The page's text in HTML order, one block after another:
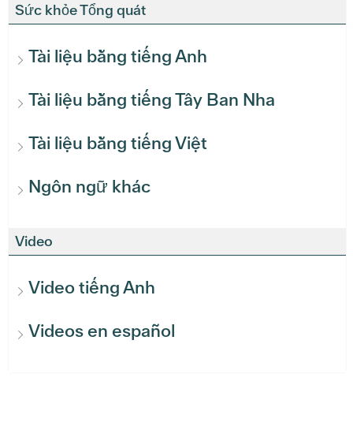
Sức khỏe Tổng quát
Tài liệu bằng tiếng Anh
Tài liệu bằng tiếng Tây Ban Nha
Tài liệu bằng tiếng Việt
Ngôn ngữ khác
Video
Video tiếng Anh
Videos en español